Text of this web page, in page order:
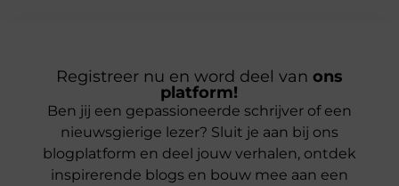
Registreer nu en word deel van ons
platform!
Ben jij een gepassioneerde schrijver of een
nieuwsgierige lezer? Sluit je aan bij ons
blogplatform en deel jouw verhalen, ontdek
inspirerende blogs en bouw mee aan een